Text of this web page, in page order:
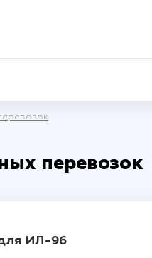
перевозок
ИЛ-96